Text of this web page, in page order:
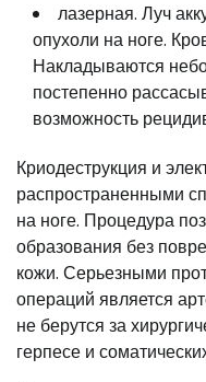
лазерная. Луч
опухоли на ноге.
Накладываются
постепенно
возможность
Криодеструкция и
распространенными
на ноге. Процедура
образования без
кожи. Серьезными
операций является
не берутся за
герпесе и